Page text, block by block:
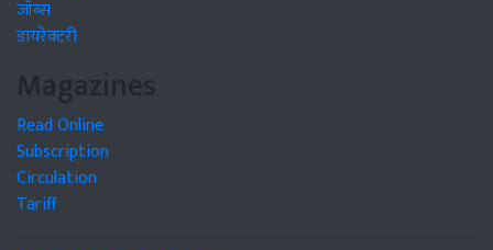
जॉब्स
डायरेक्टरी
Magazines
Read Online
Subscription
Circulation
Tariff